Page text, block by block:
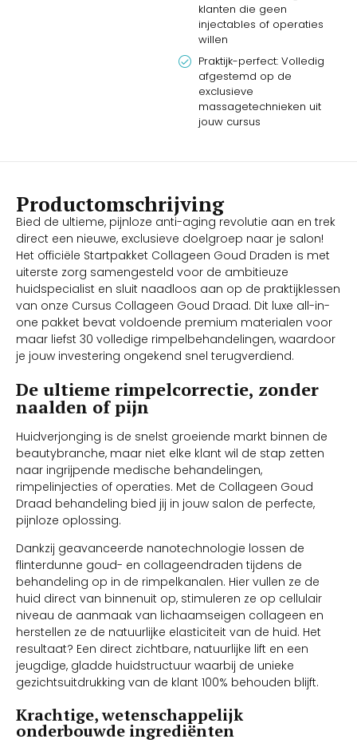
klanten die geen
injectables of operaties
willen
Praktijk-perfect: Volledig
afgestemd op de
exclusieve
massagetechnieken uit
jouw cursus
Productomschrijving
Bied de ultieme, pijnloze anti-aging revolutie aan en trek
direct een nieuwe, exclusieve doelgroep naar je salon!
Het officiële Startpakket Collageen Goud Draden is met
uiterste zorg samengesteld voor de ambitieuze
huidspecialist en sluit naadloos aan op de praktijklessen
van onze Cursus Collageen Goud Draad. Dit luxe all-in-
one pakket bevat voldoende premium materialen voor
maar liefst 30 volledige rimpelbehandelingen, waardoor
je jouw investering ongekend snel terugverdiend.
De ultieme rimpelcorrectie, zonder
naalden of pijn
Huidverjonging is de snelst groeiende markt binnen de
beautybranche, maar niet elke klant wil de stap zetten
naar ingrijpende medische behandelingen,
rimpelinjecties of operaties. Met de Collageen Goud
Draad behandeling bied jij in jouw salon de perfecte,
pijnloze oplossing.
Dankzij geavanceerde nanotechnologie lossen de
flinterdunne goud- en collageendraden tijdens de
behandeling op in de rimpelkanalen. Hier vullen ze de
huid direct van binnenuit op, stimuleren ze op cellulair
niveau de aanmaak van lichaamseigen collageen en
herstellen ze de natuurlijke elasticiteit van de huid. Het
resultaat? Een direct zichtbare, natuurlijke lift en een
jeugdige, gladde huidstructuur waarbij de unieke
gezichtsuitdrukking van de klant 100% behouden blijft.
Krachtige, wetenschappelijk
onderbouwde ingrediënten